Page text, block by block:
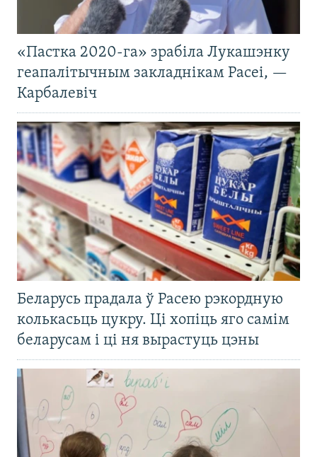
«Пастка 2020-га» зрабіла Лукашэнку
геапалітычным закладнікам Расеі, —
Карбалевіч
Беларусь прадала ў Расею рэкордную
колькасьць цукру. Ці хопіць яго самім
беларусам і ці ня вырастуць цэны